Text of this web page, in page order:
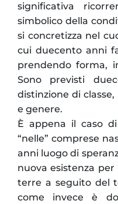
significativa
simbolico della
si concretizza nel
cui duecento anni
prendendo forma,
Sono previsti
distinzione di
e genere.
È appena il caso
“nelle” comprese
anni luogo di
nuova esistenza
terre a seguito del
come invece è